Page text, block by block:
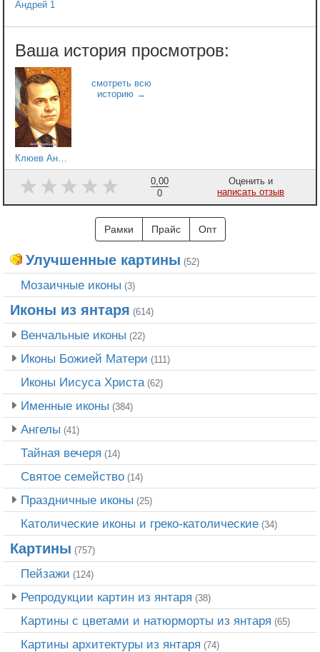
Андрей 1
0,00
0
Оценить и
написать отзыв
Рамки Прайс Опт
Улучшенные картины (52)
Мозаичные иконы (3)
Иконы из янтаря (614)
Венчальные иконы (22)
Иконы Божией Матери (111)
Иконы Иисуса Христа (62)
Именные иконы (384)
Ангелы (41)
Тайная вечеря (14)
Святое семейство (14)
Праздничные иконы (25)
Католические иконы и греко-католические (34)
Картины (757)
Пейзажи (124)
Репродукции картин из янтаря (38)
Картины с цветами и натюрморты из янтаря (65)
Картины архитектуры из янтаря (74)